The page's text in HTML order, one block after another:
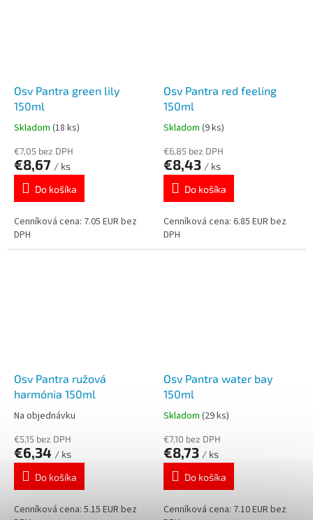
Osv Pantra green lily
150ml
Skladom (18 ks)
€7,05 bez DPH
€8,67 / ks
Do košíka
Cenníková cena: 7.05 EUR bez
DPH
Osv Pantra red feeling
150ml
Skladom (9 ks)
€6,85 bez DPH
€8,43 / ks
Do košíka
Cenníková cena: 6.85 EUR bez
DPH
Osv Pantra ružová
harmónia 150ml
Na objednávku
€5,15 bez DPH
€6,34 / ks
Do košíka
Cenníková cena: 5.15 EUR bez
Osv Pantra water bay
150ml
Skladom (29 ks)
€7,10 bez DPH
€8,73 / ks
Do košíka
Cenníková cena: 7.10 EUR bez